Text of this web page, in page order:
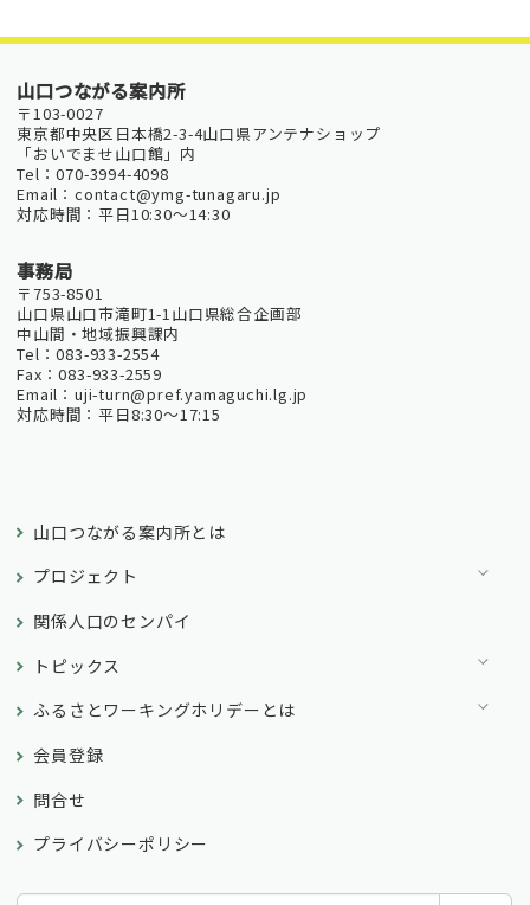
山口つながる案内所
〒103-0027
東京都中央区日本橋2-3-4山口県アンテナショップ
「おいでませ山口館」内
Tel：070-3994-4098
Email：contact@ymg-tunagaru.jp
対応時間：平日10:30～14:30
事務局
〒753-8501
山口県山口市滝町1-1山口県総合企画部
中山間・地域振興課内
Tel：083-933-2554
Fax：083-933-2559
Email：uji-turn@pref.yamaguchi.lg.jp
対応時間：平日8:30～17:15
山口つながる案内所とは
プロジェクト
関係人口のセンパイ
トピックス
ふるさとワーキングホリデーとは
会員登録
問合せ
プライバシーポリシー